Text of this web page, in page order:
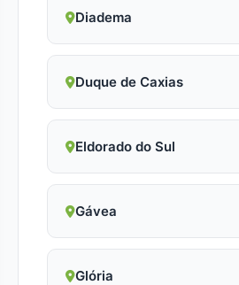
Diadema
Duque de Caxias
Eldorado do Sul
Gávea
Glória